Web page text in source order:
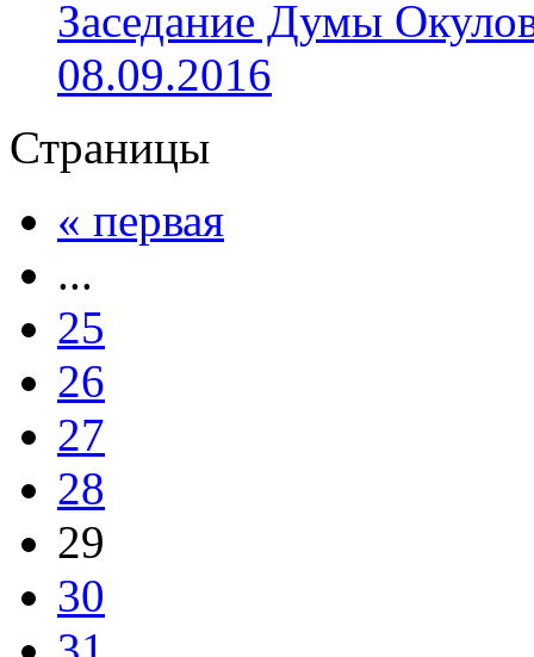
Заседание Думы
08.09.2016
Страницы
« первая
...
25
26
27
28
29
30